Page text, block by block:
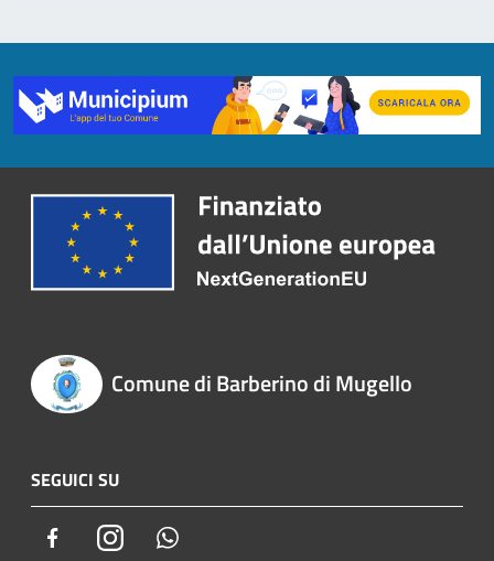
Comune di Barberino di Mugello
SEGUICI SU
FacebookInstagram